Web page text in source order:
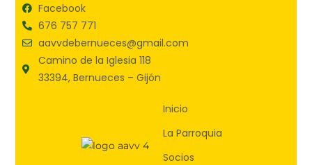
Facebook
676 757 771
aavvdebernueces@gmail.com
Camino de la Iglesia 118
33394, Bernueces – Gijón
Inicio
La Parroquia
Socios